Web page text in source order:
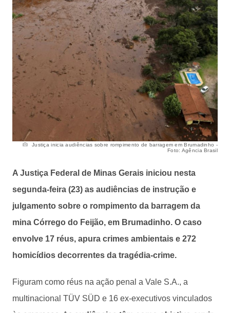
Justiça inicia audiências sobre rompimento de barragem em Brumadinho -
Foto: Agência Brasil
A Justiça Federal de Minas Gerais iniciou nesta
segunda-feira (23) as audiências de instrução e
julgamento sobre o rompimento da barragem da
mina Córrego do Feijão, em Brumadinho. O caso
envolve 17 réus, apura crimes ambientais e 272
homicídios decorrentes da tragédia-crime.
Figuram como réus na ação penal a Vale S.A., a
multinacional TÜV SÜD e 16 ex-executivos vinculados